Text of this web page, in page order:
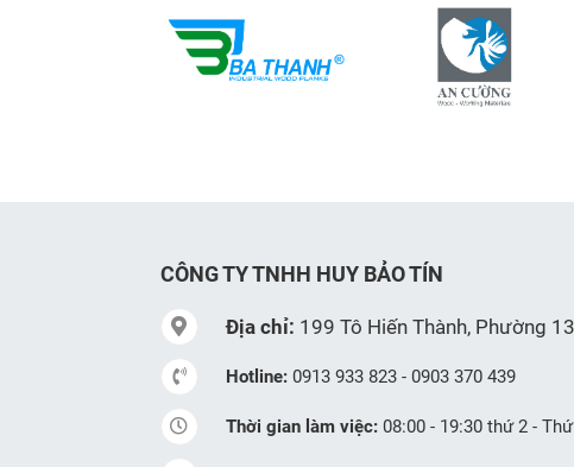
CÔNG TY TNHH HUY BẢO TÍN
Địa chỉ: 199 Tô Hiến Thành, Phường
Hotline:0913 933 823 - 0903 370 439
Thời gian làm việc:08:00 - 19:30 thứ 2 -